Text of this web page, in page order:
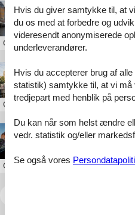
København med
Om København
Amsterdam med
Om Amsterdam
Museer i
OmAmsterdam
Hvis du giver samtykke til, at
du os med at forbedre og
videresendt anonymiserede
underleverandører.
Hvis du accepterer brug af
statistik) samtykke til, at vi må
tredjepart med henblik på
Du kan når som helst ændre
vedr. statistik og/eller
Se også vores